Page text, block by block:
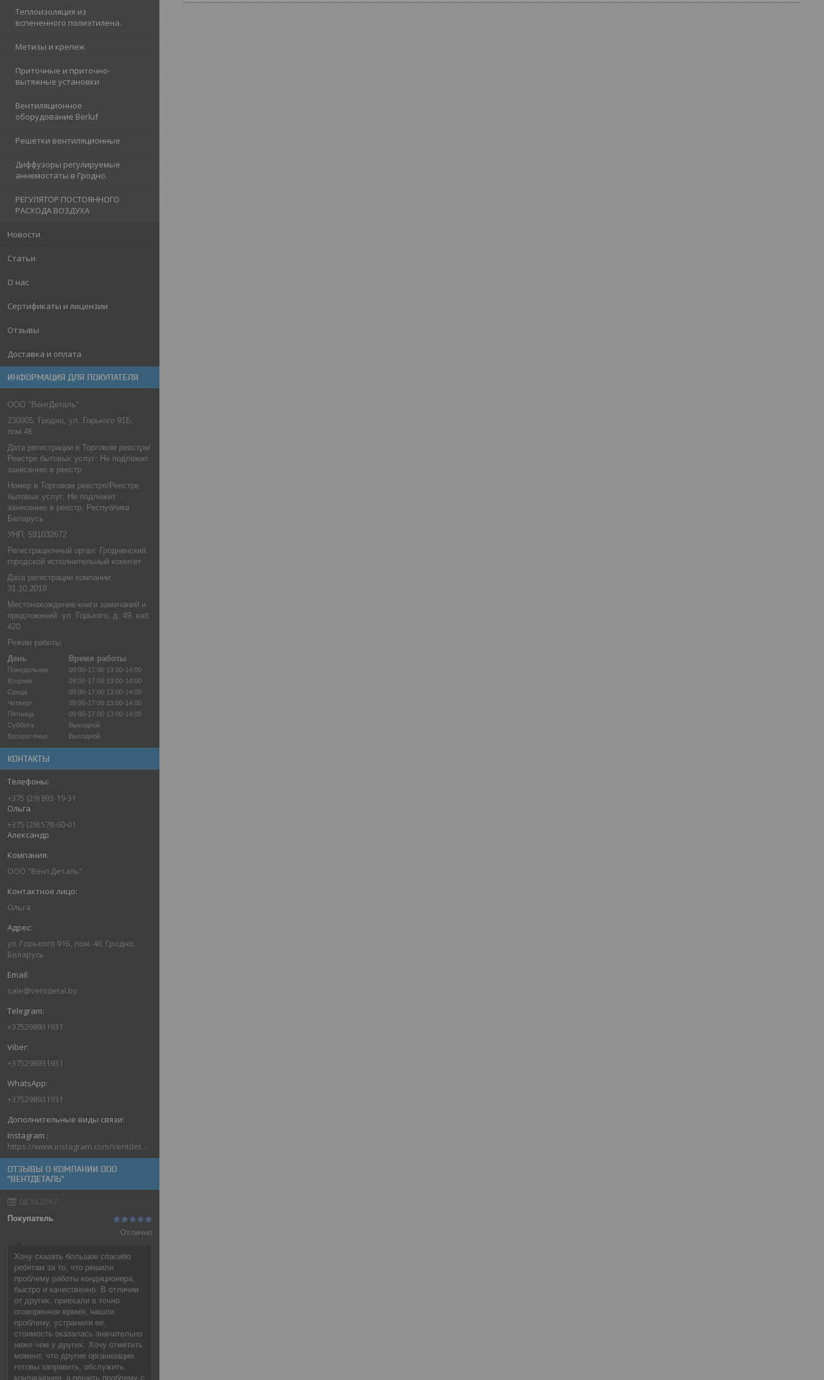
Теплоизоляция из
вспененного полиэтилена.
Метизы и крепеж
Приточные и приточно-
вытяжные установки
Вентиляционное
оборудование Berluf
Решетки вентиляционные
Диффузоры регулируемые
аннемостаты в Гродно.
РЕГУЛЯТОР ПОСТОЯННОГО
РАСХОДА ВОЗДУХА
Новости
Статьи
О нас
Сертификаты и лицензии
Отзывы
Доставка и оплата
ИНФОРМАЦИЯ ДЛЯ ПОКУПАТЕЛЯ
ООО "ВентДеталь"
230005, Гродно, ул. Горького 91Б,
пом.46
Дата регистрации в Торговом реестре/
Реестре бытовых услуг: Не подлежит
занесению в реестр
Номер в Торговом реестре/Реестре
бытовых услуг: Не подлежит
занесению в реестр, Республика
Беларусь
УНП: 591032672
Регистрационный орган: Гродненский
городской исполнительный комитет
Дата регистрации компании:
31.10.2019
Местонахождение книги замечаний и
предложений: ул. Горького, д. 49, каб.
420
Режим работы:
День
Время работы
Понедельник 09:00-17:00 13:00-14:00
Вторник
09:00-17:00 13:00-14:00
Среда
09:00-17:00 13:00-14:00
Четверг
09:00-17:00 13:00-14:00
Пятница
09:00-17:00 13:00-14:00
Суббота
Выходной
Воскресенье
Выходной
КОНТАКТЫ
+375 (29) 893-19-31
Ольга
+375 (29) 578-60-01
Александр
ООО "ВентДеталь"
Ольга
ул. Горького 91Б, пом. 46, Гродно,
Беларусь
sale@ventdetal.by
+375298931931
+375298931931
+375298931931
Instagram
https://www.instagram.com/ventdetal_grodno/
ОТЗЫВЫ О КОМПАНИИ ООО
"ВЕНТДЕТАЛЬ"
08.10.2017
Покупатель
Отлично
Хочу сказать большое спасибо
ребятам за то, что решили
проблему работы кондиционера,
быстро и качественно. В отличии
от других, приехали в точно
оговоренное время, нашли
проблему, устранили ее,
стоимость оказалась значительно
ниже чем у других. Хочу отметить
момент, что другие организации
готовы заправить, обслужить
кондиционер, а решить проблему с